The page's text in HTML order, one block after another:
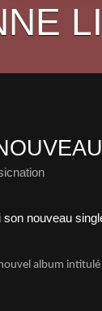
album intitulé